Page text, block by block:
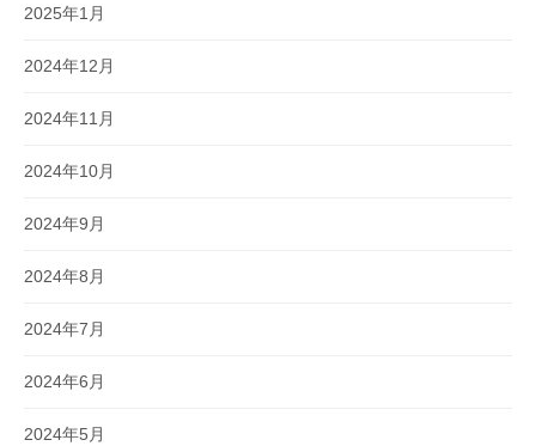
2025年1月
2024年12月
2024年11月
2024年10月
2024年9月
2024年8月
2024年7月
2024年6月
2024年5月